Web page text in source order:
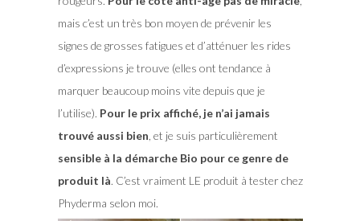
mais c’est un très bon moyen de prévenir les
signes de grosses fatigues et d’atténuer les rides
d’expressions je trouve (elles ont tendance à
marquer beaucoup moins vite depuis que je
l’utilise). Pour le prix affiché, je n’ai jamais
trouvé aussi bien , et je suis particulièrement
sensible à la démarche Bio pour ce genre de
produit là. C’est vraiment LE produit à tester chez
Phyderma selon moi.